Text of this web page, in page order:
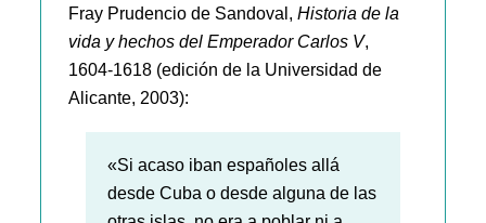
Fray Prudencio de Sandoval,Historia de la
vida y hechos del Emperador Carlos V,
1604-1618 (edición de la Universidad de
Alicante, 2003):
«Si acaso iban españoles allá
desde Cuba o desde alguna de las